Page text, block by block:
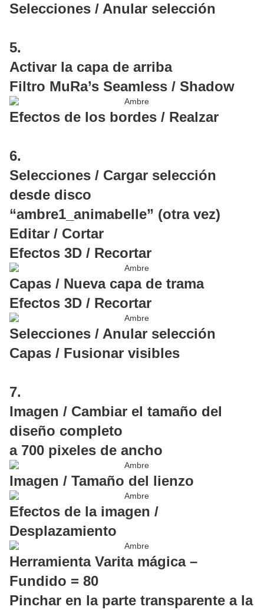
Selecciones / Anular selección
5.
Activar la capa de arriba
Filtro MuRa’s Seamless / Shadow
Efectos de los bordes / Realzar
6.
Selecciones / Cargar selección
desde disco
“ambre1_animabelle” (otra vez)
Editar / Cortar
Efectos 3D / Recortar
Capas / Nueva capa de trama
Efectos 3D / Recortar
Selecciones / Anular selección
Capas / Fusionar visibles
7.
Imagen / Cambiar el tamaño del
diseño completo
a 700 pixeles de ancho
Imagen / Tamaño del lienzo
Efectos de la imagen /
Desplazamiento
Herramienta Varita mágica –
Fundido = 80
Pinchar en la parte transparente a la